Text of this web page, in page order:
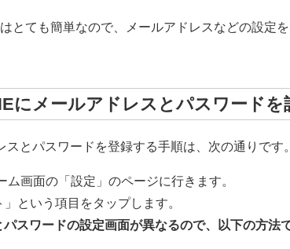
とても簡単なので、メールアドレスなどの設定
にメールアドレスとパスワードを
とパスワードを登録する手順は、次の通りです。
画面の「設定」のページに行きます。
という項目をタップします。
パスワードの設定画面が異なるので、以下の方法